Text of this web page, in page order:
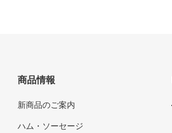
商品情報
新商品のご案内
ハム・ソーセージ